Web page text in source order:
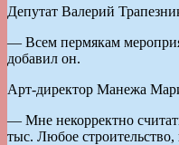
Депутат Валерий
— Всем пермякам
добавил он.
Арт-директор Манежа
— Мне некорректно
тыс. Любое